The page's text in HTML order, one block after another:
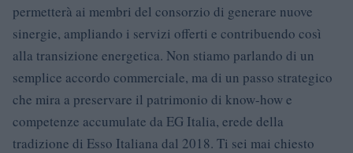
permetterà ai membri del consorzio di generare nuove
sinergie, ampliando i servizi offerti e contribuendo così
alla transizione energetica. Non stiamo parlando di un
semplice accordo commerciale, ma di un passo strategico
che mira a preservare il patrimonio di know-how e
competenze accumulate da EG Italia, erede della
tradizione di Esso Italiana dal 2018. Ti sei mai chiesto